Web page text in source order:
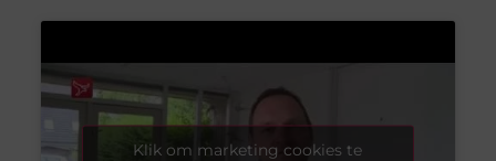
Klik om marketing cookies te